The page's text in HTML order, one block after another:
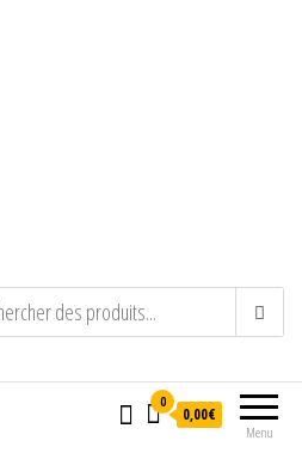
Menu
0
0,00€